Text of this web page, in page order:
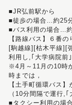
■JR弘前駅から
■徒歩の場合…約25
■バス利用の場合…
【路線バス】６番の
[駒越線][枯木平線][
利用し,｢大学病院前
※4月～11月の10時
時までは，
【土手町循環バス】
（10分間隔で運行,｢
■タクシー利用の場